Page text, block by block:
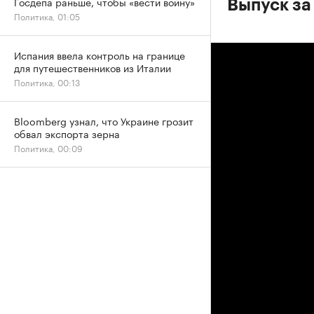
Выпуск
Политика, 01:05
Испания ввела контроль на границе
для путешественников из Италии
Политика, 00:13
Bloomberg узнал, что Украине грозит
обвал экспорта зерна
Политика, 00:09